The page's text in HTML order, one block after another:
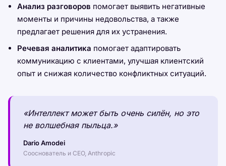
Анализ разговоров помогает выявить негативные
моменты и причины недовольства, а также
предлагает решения для их устранения.
Речевая аналитика помогает адаптировать
коммуникацию с клиентами, улучшая клиентский
опыт и снижая количество конфликтных ситуаций.
«Интеллект может быть очень силён, но это
не волшебная пыльца.»
Dario Amodei
Сооснователь и CEO, Anthropic